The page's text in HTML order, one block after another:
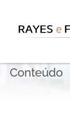
Conteúdo